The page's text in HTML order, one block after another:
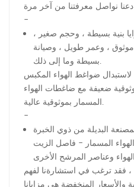
-
بنية بسيطة ، وحجم صغير ،
، وعمر طويل ، وصيانة
بسيطة وما إلى ذلك.
لاستبدال ضواغط الهواء المكبس
ضعيفة مع ضاغطات الهواء
المسمار بموثوقية عالية.
-
البديلة من ذوي الخبرة
المسمار - فاصل الزيت